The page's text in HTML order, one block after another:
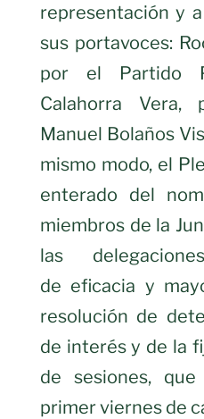
representación y
sus portavoces:
por el Partido
Calahorra
Manuel Bolaños
mismo modo, el
enterado del
miembros de la
las
de eficacia y
resolución de
de interés y de la
de sesiones,
primer viernes de